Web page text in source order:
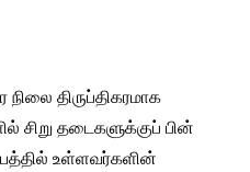
திருப்திகரமாக
சிறு தடைகளுக்குப் பின்
உள்ளவர்களின்